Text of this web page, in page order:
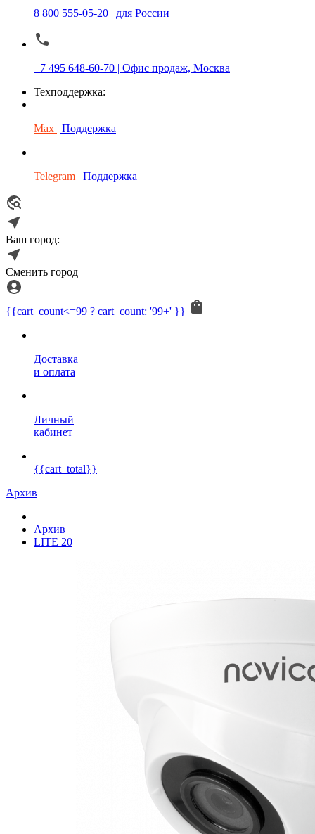
8 800 555-05-20 | для России
+7 495 648-60-70 | Офис продаж, Москва
Техподдержка:
Max | Поддержка
Telegram | Поддержка
Ваш город:
Сменить город
{{cart_count<=99 ? cart_count: '99+' }}
Доставка
и оплата
Личный
кабинет
{{cart_total}}
Архив
Архив
LITE 20